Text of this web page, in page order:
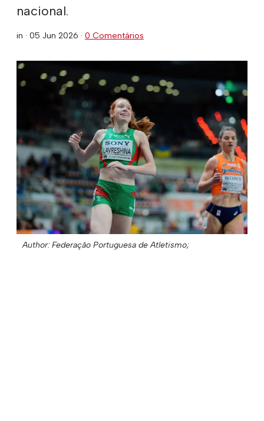
nacional.
in · 05 Jun 2026 · 0 Comentários
Author: Federação Portuguesa de Atletismo;